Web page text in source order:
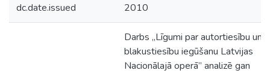
dc.date.issued 2010
Darbs „Līgumi par autortiesību un
blakustiesību iegūšanu Latvijas
Nacionālajā operā” analizē gan